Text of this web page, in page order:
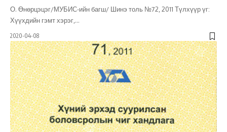
О. Өнөрцэцэг/МУБИС-ийн багш/ Шинэ толь №72, 2011 Түлхүүр үг:
Хүүхдийн гэмт хэрэг,…
2020-04-08